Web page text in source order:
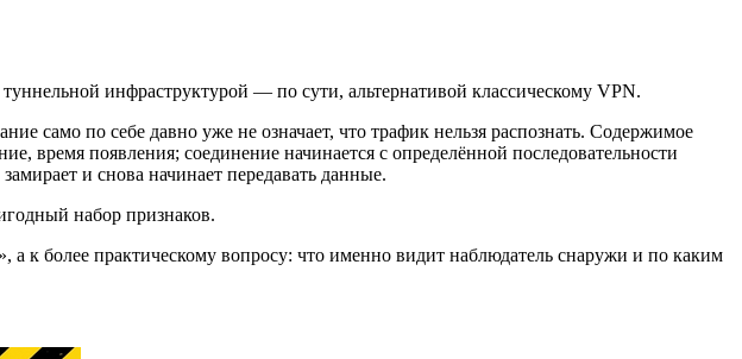
инфраструктурой — по сути, альтернативой классическому VPN.
само по себе давно уже не означает, что трафик нельзя распознать. Содержимое
время появления; соединение начинается с определённой последовательности
и снова начинает передавать данные.
набор признаков.
а к более практическому вопросу: что именно видит наблюдатель снаружи и по каким